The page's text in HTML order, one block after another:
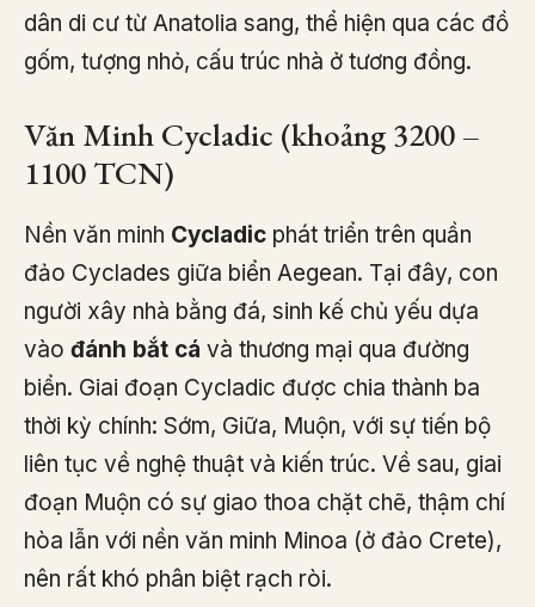
dân di cư từ Anatolia sang, thể hiện qua các đồ
gốm, tượng nhỏ, cấu trúc nhà ở tương đồng.
Văn Minh Cycladic (khoảng 3200 –
1100 TCN)
Nền văn minh Cycladic phát triển trên quần
đảo Cyclades giữa biển Aegean. Tại đây, con
người xây nhà bằng đá, sinh kế chủ yếu dựa
vào đánh bắt cá và thương mại qua đường
biển. Giai đoạn Cycladic được chia thành ba
thời kỳ chính: Sớm, Giữa, Muộn, với sự tiến bộ
liên tục về nghệ thuật và kiến trúc. Về sau, giai
đoạn Muộn có sự giao thoa chặt chẽ, thậm chí
hòa lẫn với nền văn minh Minoa (ở đảo Crete),
nên rất khó phân biệt rạch ròi.